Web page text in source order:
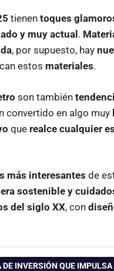
tienen toques
y muy actual .
, por supuesto, hay
estos materiales.
son también
convertido en algo muy
que realce cualquier
más interesantes de
sostenible y
del siglo XX, con
INVERSIÓN QUE